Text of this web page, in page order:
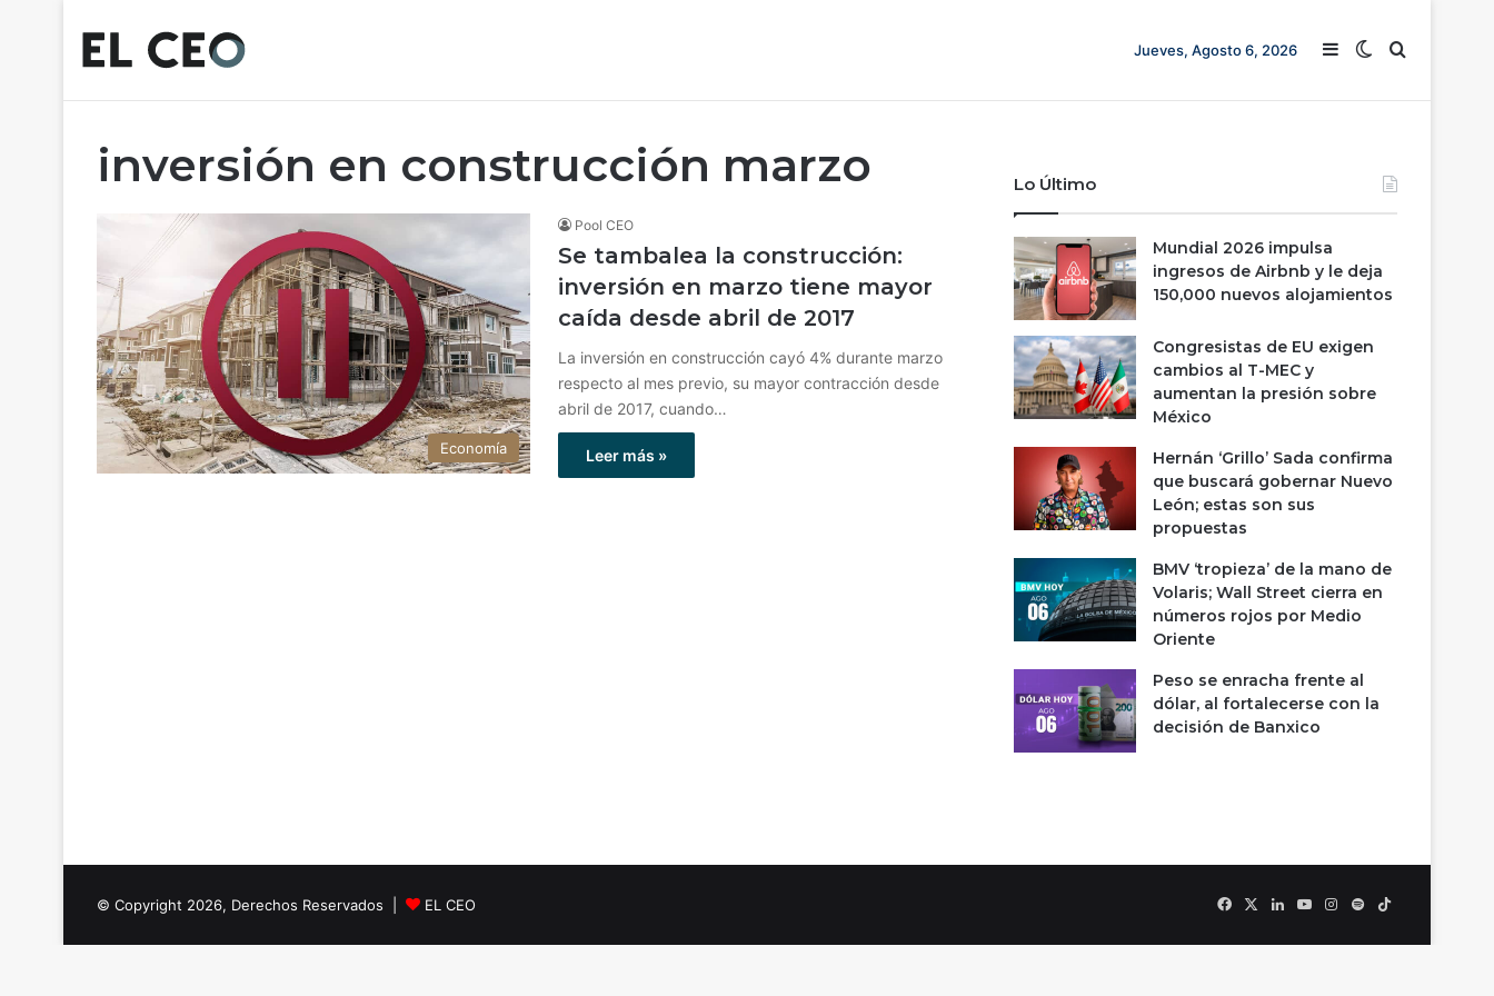
Jueves, Agosto 6, 2026 Barra lateral
Switch skin
Buscar
inversión en construcción marzo
Economía
Pool CEO
Se tambalea la construcción:
inversión en marzo tiene mayor
caída desde abril de 2017
La inversión en construcción cayó 4% durante marzo
respecto al mes previo, su mayor contracción desde
abril de 2017, cuando…
Leer más »
Lo Último
Mundial 2026 impulsa
ingresos de Airbnb y le deja
150,000 nuevos alojamientos
Congresistas de EU exigen
cambios al T-MEC y
aumentan la presión sobre
México
Hernán ‘Grillo’ Sada confirma
que buscará gobernar Nuevo
León; estas son sus
propuestas
BMV ‘tropieza’ de la mano de
Volaris; Wall Street cierra en
números rojos por Medio
Oriente
Peso se enracha frente al
dólar, al fortalecerse con la
decisión de Banxico
© Copyright 2026, Derechos Reservados | EL CEO FacebookLinkedInYouTubeInstagram
SpotifyTikTok